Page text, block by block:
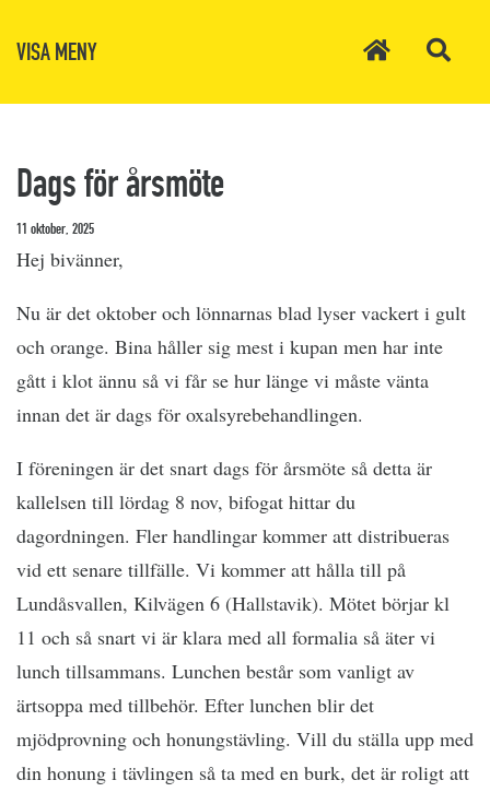
VISA MENY
Dags för årsmöte
11 oktober, 2025
Hej bivänner,
Nu är det oktober och lönnarnas blad lyser vackert i gult
och orange. Bina håller sig mest i kupan men har inte
gått i klot ännu så vi får se hur länge vi måste vänta
innan det är dags för oxalsyrebehandlingen.
I föreningen är det snart dags för årsmöte så detta är
kallelsen till lördag 8 nov, bifogat hittar du
dagordningen. Fler handlingar kommer att distribueras
vid ett senare tillfälle. Vi kommer att hålla till på
Lundåsvallen, Kilvägen 6 (Hallstavik). Mötet börjar kl
11 och så snart vi är klara med all formalia så äter vi
lunch tillsammans. Lunchen består som vanligt av
ärtsoppa med tillbehör. Efter lunchen blir det
mjödprovning och honungstävling. Vill du ställa upp med
din honung i tävlingen så ta med en burk, det är roligt att